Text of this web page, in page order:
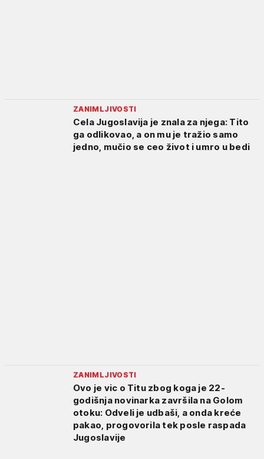
ZANIMLJIVOSTI
Cela Jugoslavija je znala za njega: Tito
ga odlikovao, a on mu je tražio samo
jedno, mučio se ceo život i umro u bedi
ZANIMLJIVOSTI
Ovo je vic o Titu zbog koga je 22-
godišnja novinarka završila na Golom
otoku: Odveli je udbaši, a onda kreće
pakao, progovorila tek posle raspada
Jugoslavije